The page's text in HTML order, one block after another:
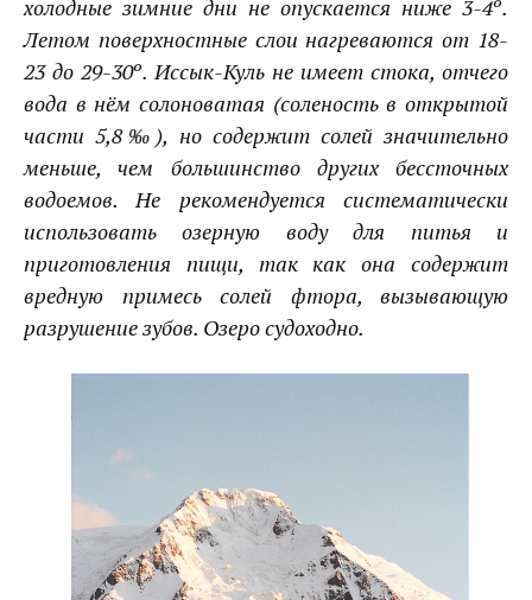
холодные зимние дни не опускается ниже 3-4º.
Летом поверхностные слои нагреваются от 18-
23 до 29-30º. Иссык-Куль не имеет стока, отчего
вода в нём солоноватая (соленость в открытой
части 5,8‰), но содержит солей значительно
меньше, чем большинство других бессточных
водоемов. Не рекомендуется систематически
использовать озерную воду для питья и
приготовления пищи, так как она содержит
вредную примесь солей фтора, вызывающую
разрушение зубов. Озеро судоходно.